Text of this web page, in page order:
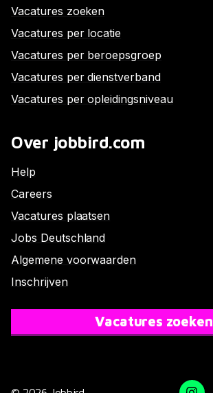
Vacatures zoeken
Vacatures per locatie
Vacatures per beroepsgroep
Vacatures per dienstverband
Vacatures per opleidingsniveau
Over jobbird.com
Help
Careers
Vacatures plaatsen
Jobs Deutschland
Algemene voorwaarden
Inschrijven
Vacatures zoeken